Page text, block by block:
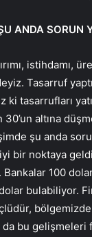
ANDA SORUN
istihdamı,
Tasarruf
tasarrufları
altına
şu anda
bir noktaya
Bankalar 100
bulabiliyor.
bu gelişmeleri